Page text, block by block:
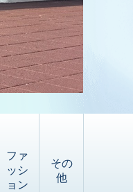
ファ
ッシ
ョン
その
他